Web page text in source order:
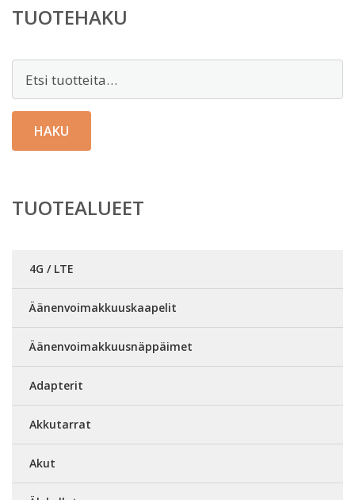
TUOTEHAKU
HAKU
TUOTEALUEET
4G / LTE
Äänenvoimakkuuskaapelit
Äänenvoimakkuusnäppäimet
Adapterit
Akkutarrat
Akut